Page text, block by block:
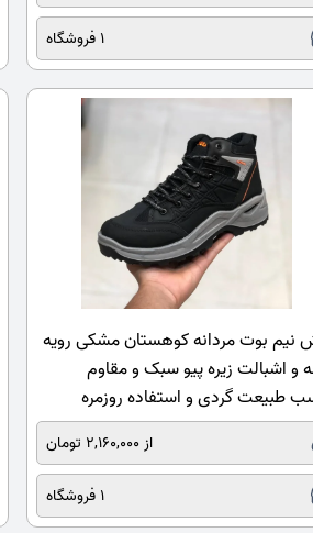
1 فروشگاه
نیم بوت مردانه کوهستان مشکی رویه
و اشبالت زیره پیو سبک و مقاوم
طبیعت گردی و استفاده روزمره
از 2,160,000 تومان
1 فروشگاه